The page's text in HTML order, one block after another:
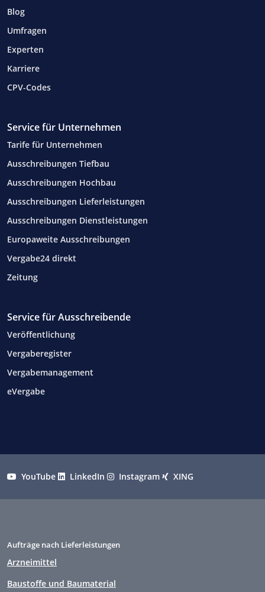
Blog
Umfragen
Experten
Karriere
CPV-Codes
Service für Unternehmen
Tarife für Unternehmen
Ausschreibungen Tiefbau
Ausschreibungen Hochbau
Ausschreibungen Lieferleistungen
Ausschreibungen Dienstleistungen
Europaweite Ausschreibungen
Vergabe24 direkt
Zeitung
Service für Ausschreibende
Veröffentlichung
Vergaberegister
Vergabemanagement
eVergabe
YouTube LinkedIn Instagram XING
Aufträge nach Lieferleistungen
Arzneimittel
Baustoffe und Baumaterial